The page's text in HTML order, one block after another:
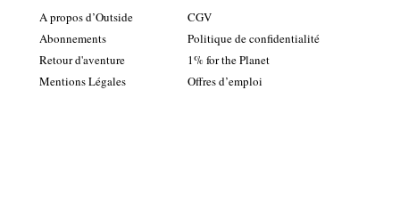
A propos d’Outside
Abonnements
Retour d'aventure
Mentions Légales
CGV
Politique de confidentialité
1% for the Planet
Offres d’emploi